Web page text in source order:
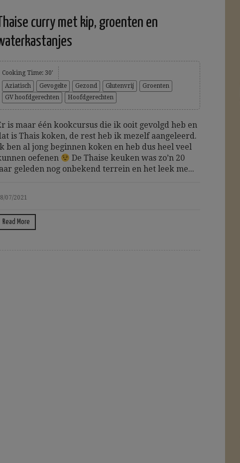
curry met kip, groenten en
Cooking Time: 30'
Aziatisch
Gevogelte Gezond Glutenvrij
Groenten
GV hoofdgerechten
Hoofdgerechten
is maar één kookcursus die ik ooit gevolgd heb en
is Thais koken, de rest heb ik mezelf aangeleerd.
ben al jong beginnen koken en heb dus heel veel
oefenen
De Thaise keuken was zo’n 20
geleden nog onbekend terrein en het leek me...
07/2021
Read More